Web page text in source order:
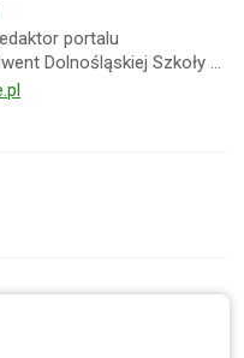
portalu
Dolnośląskiej Szkoły …